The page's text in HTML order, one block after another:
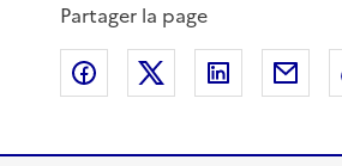
Partager la page
Partager sur Facebook
Partager sur X
Partager